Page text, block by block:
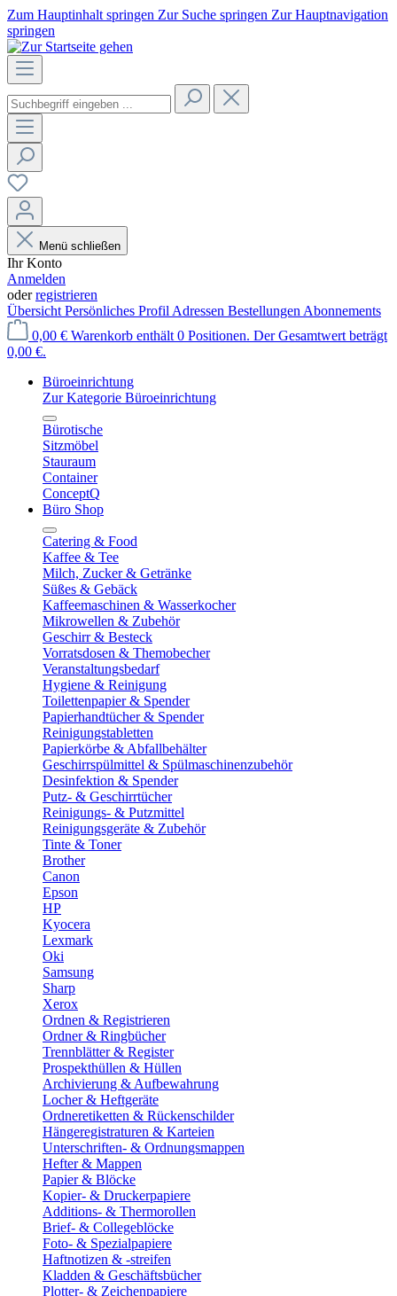
Zum Hauptinhalt springen Zur Suche springen Zur Hauptnavigation
springen
Menü schließen
Ihr Konto
Anmelden
oderregistrieren
Übersicht Persönliches Profil Adressen Bestellungen Abonnements
0,00 € Warenkorb enthält 0 Positionen. Der Gesamtwert beträgt
0,00 €.
Büroeinrichtung
Zur Kategorie Büroeinrichtung
Bürotische
Sitzmöbel
Stauraum
Container
ConceptQ
Büro Shop
Catering & Food
Kaffee & Tee
Milch, Zucker & Getränke
Süßes & Gebäck
Kaffeemaschinen & Wasserkocher
Mikrowellen & Zubehör
Geschirr & Besteck
Vorratsdosen & Themobecher
Veranstaltungsbedarf
Hygiene & Reinigung
Toilettenpapier & Spender
Papierhandtücher & Spender
Reinigungstabletten
Papierkörbe & Abfallbehälter
Geschirrspülmittel & Spülmaschinenzubehör
Desinfektion & Spender
Putz- & Geschirrtücher
Reinigungs- & Putzmittel
Reinigungsgeräte & Zubehör
Tinte & Toner
Brother
Canon
Epson
HP
Kyocera
Lexmark
Oki
Samsung
Sharp
Xerox
Ordnen & Registrieren
Ordner & Ringbücher
Trennblätter & Register
Prospekthüllen & Hüllen
Archivierung & Aufbewahrung
Locher & Heftgeräte
Ordneretiketten & Rückenschilder
Hängeregistraturen & Karteien
Unterschriften- & Ordnungsmappen
Hefter & Mappen
Papier & Blöcke
Kopier- & Druckerpapiere
Additions- & Thermorollen
Brief- & Collegeblöcke
Foto- & Spezialpapiere
Haftnotizen & -streifen
Kladden & Geschäftsbücher
Plotter- & Zeichenpapiere